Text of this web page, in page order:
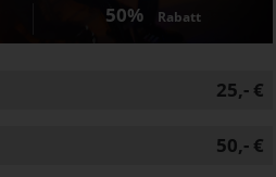
50% Rabatt
25,- €
50,- €